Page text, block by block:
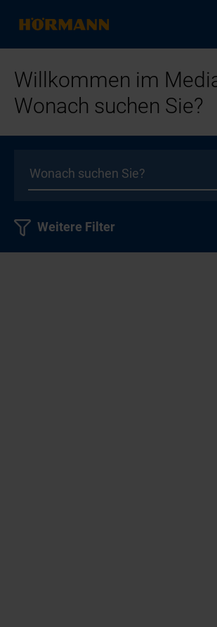
Willkommen im
Wonach suchen Sie?
Weitere Filter